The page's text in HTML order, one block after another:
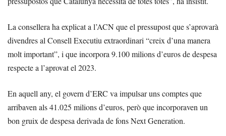
La consellera ha explicat a l’ACN que el pressupost que s’aprovarà
divendres al Consell Executiu extraordinari “creix d’una manera
molt important”, i que incorpora 9.100 milions d’euros de despesa
respecte a l’aprovat el 2023.
En aquell any, el govern d’ERC va impulsar uns comptes que
arribaven als 41.025 milions d’euros, però que incorporaven un
bon gruix de despesa derivada de fons Next Generation.